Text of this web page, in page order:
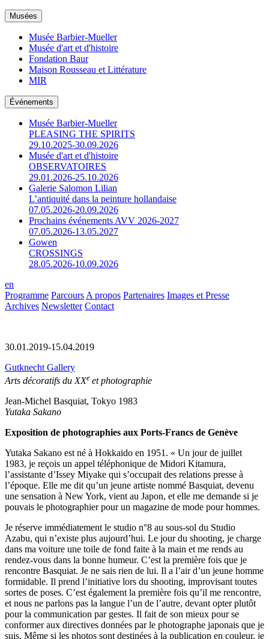
Musées
Musée Barbier-Mueller
Musée d'art et d'histoire
Fondation Baur
Maison Rousseau et Littérature
MIR
Événements
Musée Barbier-Mueller
PLEASING THE SPIRITS
29.10.2025-30.09.2026
Musée d'art et d'histoire
OBSERVATOIRES
29.01.2026-25.10.2026
Galerie Salomon Lilian
L’antiquité dans la peinture hollandaise
07.05.2026-20.09.2026
Prochains événements AVV 2026-2027
07.05.2026-13.05.2027
Gowen
CROSSINGS
28.05.2026-10.09.2026
en
Programme Parcours A propos Partenaires Images et Presse
Archives Newsletter Contact
30.01.2019-15.04.2019
Gutknecht Gallery
Arts décoratifs du XXe et photographie
Jean-Michel Basquiat, Tokyo 1983
Yutaka Sakano
Exposition de photographies aux Ports-Francs de Genève
Yutaka Sakano est né à Hokkaido en 1951. « Un jour de juillet
1983, je reçois un appel téléphonique de Midori Kitamura,
l’assistante d’Issey Miyake qui s’occupait des relations presse à
l’époque. Elle me dit qu’un jeune artiste nommé Basquiat, devenu
une sensation à New York, vient au Japon, et elle me demande si je
pouvais le photographier pour un magazine de mode pour hommes.
Je réserve immédiatement le studio n°8 au sous-sol du Studio
Azabu, qui n’existe plus aujourd’hui. Le jour du shooting, je charge
dans ma voiture une toile de fond faite à la main et me rends au
rendez-vous dans la bonne humeur. C’est la première fois que je
rencontre Basquiat. Je ne sais rien de lui. Il a l’air d’un jeune homme
formidable. Il prend l’initiative lors du shooting, improvisant toutes
sortes de poses. C’est également la première fois qu’il me rencontre,
et nous ne parlons pas la langue l’un de l’autre, devant opter plutôt
pour la communication par gestes. Il fait de son mieux pour se
conformer aux directives données par le photographe japonais que je
suis. Même si les photos sont destinées à la publication en couleur, je